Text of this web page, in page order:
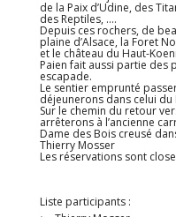
de la Paix d’Udine, des
des Reptiles, ….
Depuis ces rochers, de
plaine d’Alsace, la Foret
et le château du Haut-
Paien fait aussi partie
escapade.
Le sentier emprunté
déjeunerons dans celui du
Sur le chemin du retour
arrêterons à l’ancienne
Dame des Bois creusé
Thierry Mosser
Les réservations sont
Liste participants :